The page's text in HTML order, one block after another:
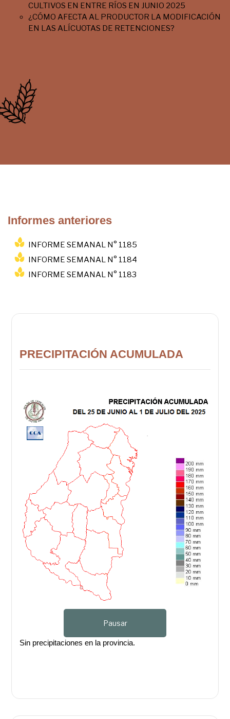
CULTIVOS EN ENTRE RÍOS EN JUNIO 2025
¿CÓMO AFECTA AL PRODUCTOR LA MODIFICACIÓN
EN LAS ALÍCUOTAS DE RETENCIONES?
Informes anteriores
INFORME SEMANAL N° 1185
INFORME SEMANAL N° 1184
INFORME SEMANAL N° 1183
PRECIPITACIÓN ACUMULADA
Pausar
Sin precipitaciones en la provincia.